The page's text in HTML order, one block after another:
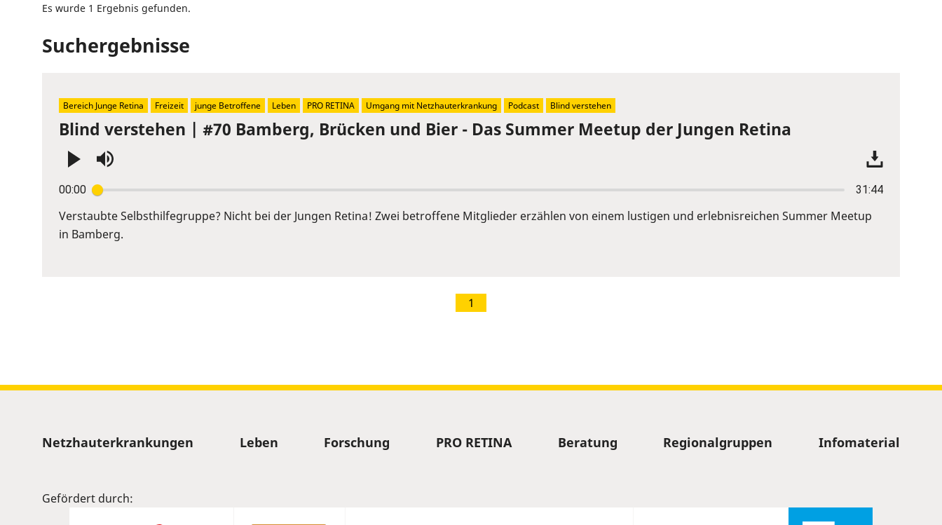
Es wurde 1 Ergebnis gefunden.
Suchergebnisse
Blind verstehen | #70 Bamberg, Brücken und Bier - Das Summer Meetup der Jungen Retina
00:00 31:44
Enter
or
Space
Verstaubte Selbsthilfegruppe? Nicht bei der Jungen Retina! Zwei betroffene Mitglieder erzählen von einem lustigen und erlebnisreichen Summer Meetup
in Bamberg.
Bereich Junge Retina Freizeit junge Betroffene Leben PRO RETINA Umgang mit Netzhauterkrankung Podcast Blind verstehen
1
Sitemap
Netzhauterkrankungen Leben Forschung PRO RETINA Beratung Regionalgruppen Infomaterial
Gefördert durch: